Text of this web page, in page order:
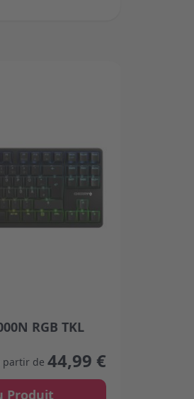
RGB TKL
partir de 44,99 €
Produit